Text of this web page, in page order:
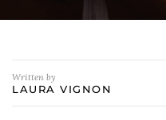
Written by
LAURA VIGNON